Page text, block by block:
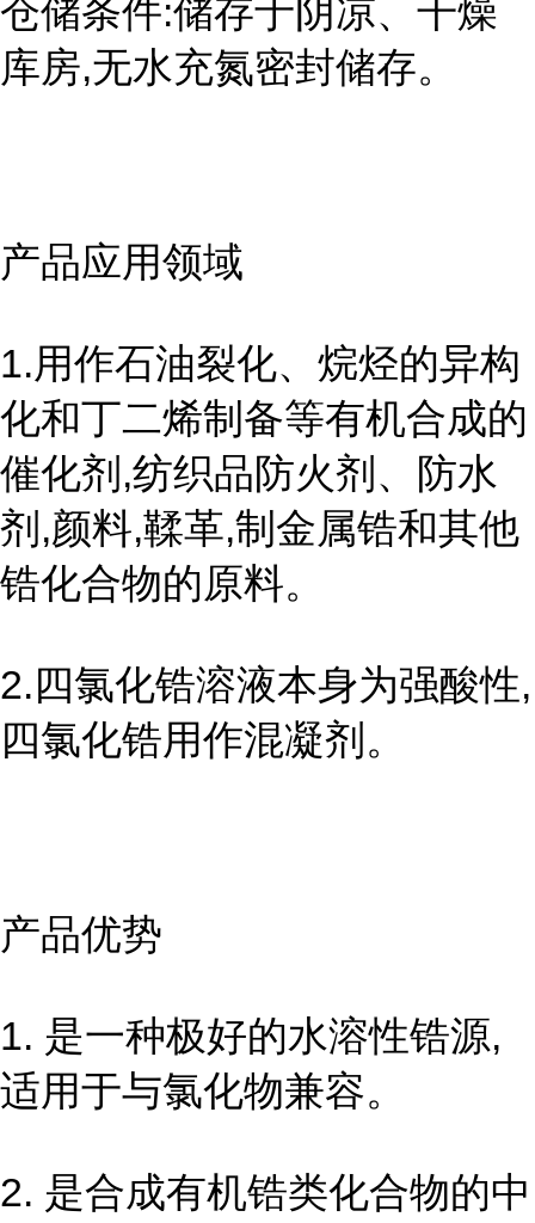
仓储条件:储存于阴凉、干燥
库房,无水充氮密封储存。
产品应用领域
1.用作石油裂化、烷烃的异构
化和丁二烯制备等有机合成的
催化剂,纺织品防火剂、防水
剂,颜料,鞣革,制金属锆和其他
锆化合物的原料。
2.四氯化锆溶液本身为强酸性,
四氯化锆用作混凝剂。
产品优势
1. 是一种极好的水溶性锆源,
适用于与氯化物兼容。
2. 是合成有机锆类化合物的中